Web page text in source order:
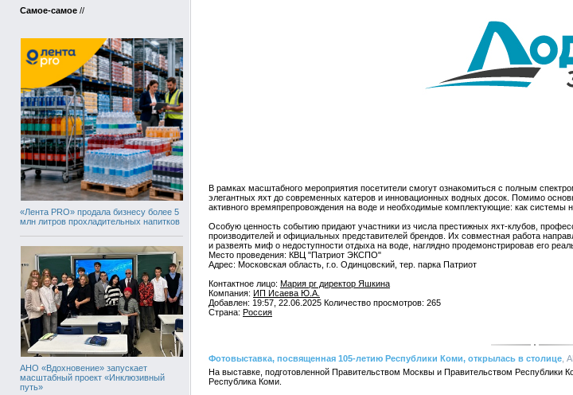
Самое-самое //
«Лента PRO» продала бизнесу более 5
млн литров прохладительных напитков
АНО «Вдохновение» запускает
масштабный проект «Инклюзивный
путь»
В рамках масштабного мероприятия посетители смогут ознакомиться с полным
элегантных яхт до современных катеров и инновационных водных досок. Помимо
активного времяпрепровождения на воде и необходимые комплектующие: как системы
Особую ценность событию придают участники из числа престижных яхт-клубов,
производителей и официальных представителей брендов. Их совместная работа
и развеять миф о недоступности отдыха на воде, наглядно продемонстрировав его
Место проведения: КВЦ "Патриот ЭКСПО"
Адрес: Московская область, г.о. Одинцовский, тер. парка Патриот
Контактное лицо: Мария pr директор Яшкина
Компания: ИП Исаева Ю.А.
Добавлен: 19:57, 22.06.2025 Количество просмотров: 265
Страна: Россия
Фотовыставка, посвященная 105-летию Республики Коми, открылась в столице ,
На выставке, подготовленной Правительством Москвы и Правительством Республики
Республика Коми.